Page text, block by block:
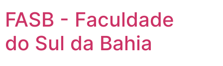
FASB - Faculdade
do Sul da Bahia